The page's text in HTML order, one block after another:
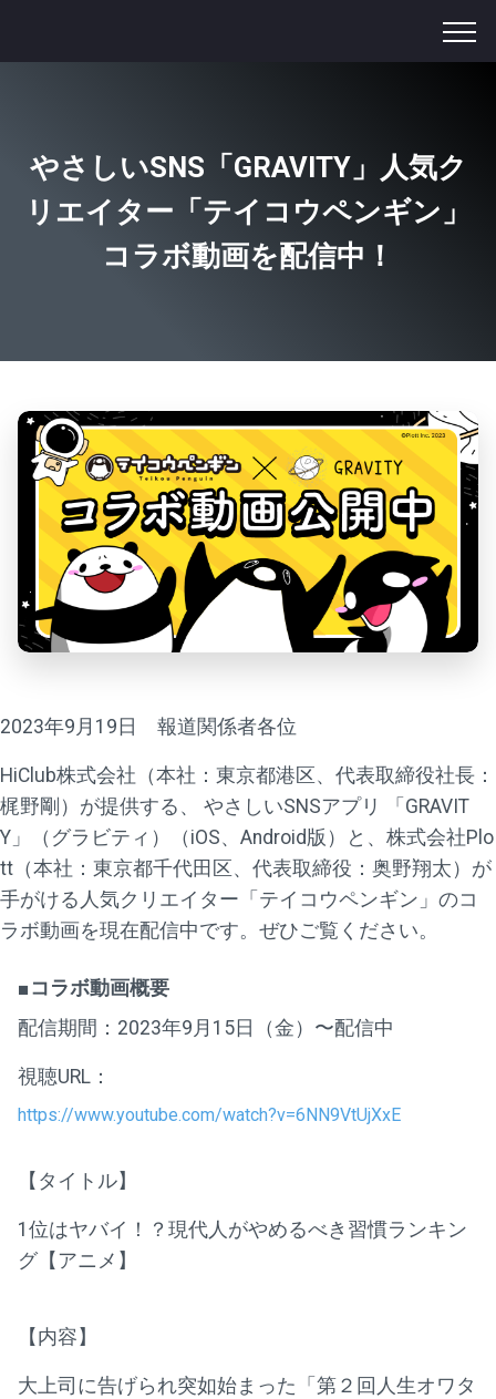
やさしいSNS「GRAVITY」人気ク
リエイター「テイコウペンギン」
コラボ動画を配信中！
2023年9月19日 報道関係者各位
HiClub株式会社（本社：東京都港区、代表取締役社長：
梶野剛）が提供する、 やさしいSNSアプリ 「GRAVIT
Y」（グラビティ）（iOS、Android版）と、株式会社Plo
tt（本社：東京都千代田区、代表取締役：奥野翔太）が
手がける人気クリエイター「テイコウペンギン」のコ
ラボ動画を現在配信中です。ぜひご覧ください。
■コラボ動画概要
配信期間：2023年9月15日（金）〜配信中
視聴URL：
https://www.youtube.com/watch?v=6NN9VtUjXxE
【タイトル】
1位はヤバイ！？現代人がやめるべき習慣ランキン
グ【アニメ】
【内容】
大上司に告げられ突如始まった「第２回人生オワタ